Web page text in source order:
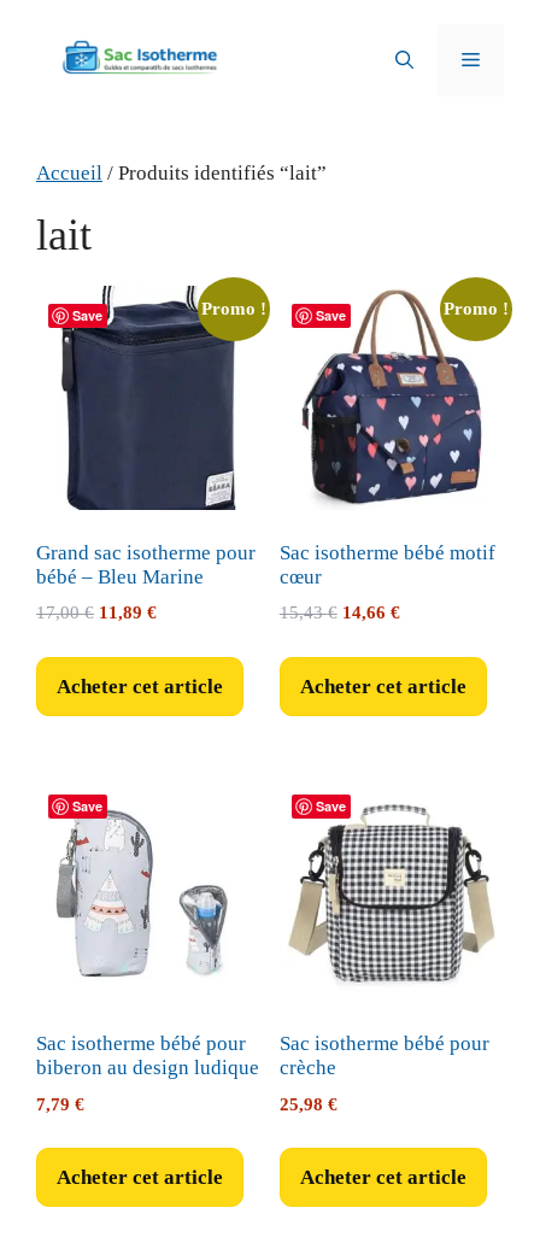
contenu
Menu
Accueil / Produits identifiés “lait”
lait
Save Promo !
Grand sac isotherme pour
bébé – Bleu Marine
17,00€ Le
était :
17,00 €.
11,89 €Le
est :
11,89 €.
Acheter cet article
Save Promo !
Sac isotherme bébé motif
cœur
15,43€ Le
était :
15,43 €.
14,66 €Le
est :
14,66 €.
Acheter cet article
Save
Sac isotherme bébé pour
biberon au design ludique
7,79 €
Acheter cet article
Save
Sac isotherme bébé pour
crèche
25,98 €
Acheter cet article